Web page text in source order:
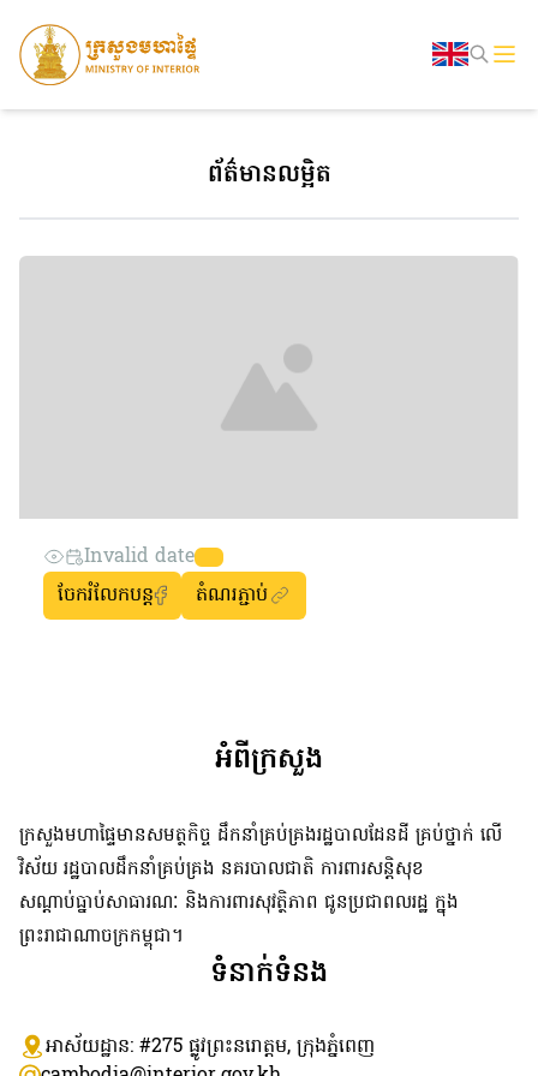
ព័ត៌មានលម្អិត
Invalid date
ចែករំលែកបន្ត
តំណរភ្ជាប់
អំពីក្រសួង
ក្រសួងមហាផ្ទៃមានសមត្ថកិច្ច ដឹកនាំគ្រប់គ្រងរដ្ឋបាលដែនដី គ្រប់ថ្នាក់ លើ
វិស័យ រដ្ឋបាលដឹកនាំគ្រប់គ្រង នគរបាលជាតិ ការពារសន្តិសុខ
សណ្តាប់ធ្នាប់សាធារណៈ និងការពារសុវត្ថិភាព ជូនប្រជាពលរដ្ឋ ក្នុង
ព្រះរាជាណាចក្រកម្ពុជា។
ទំនាក់ទំនង
អាស័យដ្ឋាន: #275 ​ផ្លូវព្រះនរោត្តម, ក្រុងភ្នំពេញ